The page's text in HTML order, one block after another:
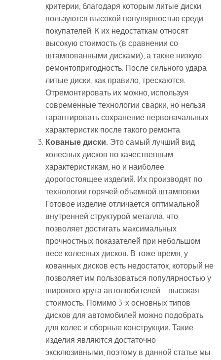
критерии, благодаря которым литые диски
пользуются высокой популярностью среди
покупателей. К их недостаткам относят
высокую стоимость (в сравнении со
штампованными дисками), а также низкую
ремонтопригодность. После сильного удара
литые диски, как правило, трескаются.
Отремонтировать их можно, используя
современные технологии сварки, но нельзя
гарантировать сохранение первоначальных
характеристик после такого ремонта.
Кованые диски. Это самый лучший вид
колесных дисков по качественным
характеристикам, но и наиболее
дорогостоящее изделий. Их производят по
технологии горячей объемной штамповки.
Готовое изделие отличается оптимальной
внутренней структурой металла, что
позволяет достигать максимальных
прочностных показателей при небольшом
весе колесных дисков. В тоже время, у
кованных дисков есть недостаток, который не
позволяет им пользоваться популярностью у
широкого круга автолюбителей – высокая
стоимость. Помимо 3-х основных типов
дисков для автомобилей можно подобрать
для колес и сборные конструкции. Такие
изделия являются достаточно
эксклюзивными, поэтому в данной статье мы